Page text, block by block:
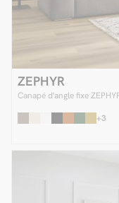
ZEPHYR
Canapé d'angle fixe
+3